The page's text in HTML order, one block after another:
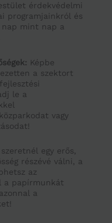
érdekvédelmi
programjainkról és
nap mint nap a
Képbe
a szektort
le a
vagy
szeretnél egy erős,
részévé válni, a
az
a papírmunkát
a